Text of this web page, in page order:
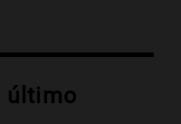
en Shanghái
último